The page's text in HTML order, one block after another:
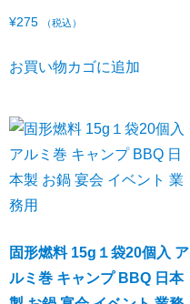
¥275 （税込）
お買い物カゴに追加
固形燃料 15g１袋20個入 ア
ルミ巻 キャンプ BBQ 日本